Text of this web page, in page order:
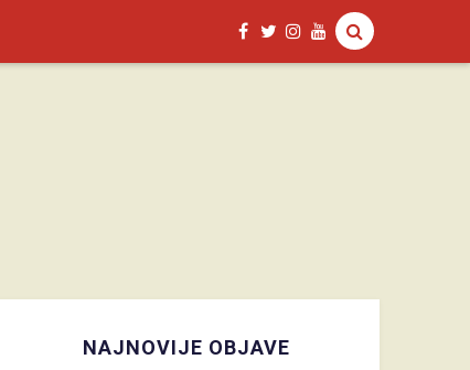
NAJNOVIJE OBJAVE